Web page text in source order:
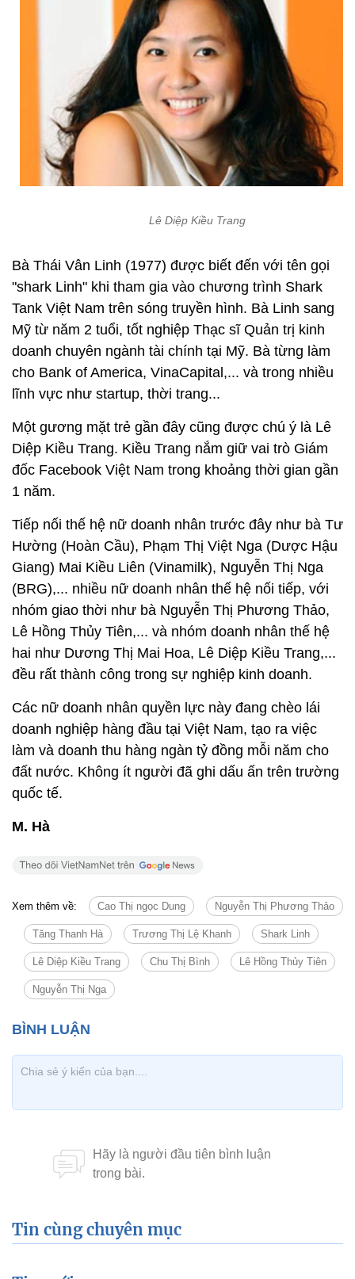
Lê Diệp Kiều Trang
Bà Thái Vân Linh (1977) được biết đến với tên gọi
"shark Linh" khi tham gia vào chương trình Shark
Tank Việt Nam trên sóng truyền hình. Bà Linh sang
Mỹ từ năm 2 tuổi, tốt nghiệp Thạc sĩ Quản trị kinh
doanh chuyên ngành tài chính tại Mỹ. Bà từng làm
cho Bank of America, VinaCapital,... và trong nhiều
lĩnh vực như startup, thời trang...
Một gương mặt trẻ gần đây cũng được chú ý là Lê
Diệp Kiều Trang. Kiều Trang nắm giữ vai trò Giám
đốc Facebook Việt Nam trong khoảng thời gian gần
1 năm.
Tiếp nối thế hệ nữ doanh nhân trước đây như bà Tư
Hường (Hoàn Cầu), Phạm Thị Việt Nga (Dược Hậu
Giang) Mai Kiều Liên (Vinamilk), Nguyễn Thị Nga
(BRG),... nhiều nữ doanh nhân thế hệ nối tiếp, với
nhóm giao thời như bà Nguyễn Thị Phương Thảo,
Lê Hồng Thủy Tiên,... và nhóm doanh nhân thế hệ
hai như Dương Thị Mai Hoa, Lê Diệp Kiều Trang,...
đều rất thành công trong sự nghiệp kinh doanh.
Các nữ doanh nhân quyền lực này đang chèo lái
doanh nghiệp hàng đầu tại Việt Nam, tạo ra việc
làm và doanh thu hàng ngàn tỷ đồng mỗi năm cho
đất nước. Không ít người đã ghi dấu ấn trên trường
quốc tế.
M. Hà
Xem thêm về: Cao Thị ngọc Dung Nguyễn Thị Phương Thảo
Tăng Thanh Hà Trương Thị Lệ Khanh Shark Linh
Lê Diệp Kiều Trang Chu Thị Bình Lê Hồng Thủy Tiên
Nguyễn Thị Nga
Tin cùng chuyên mục